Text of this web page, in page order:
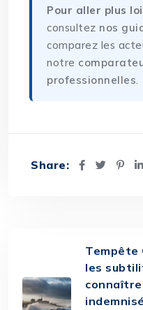
Pour aller plus
consultez nos
comparez les
notre
professionnelles.
Share:
Tempête
les